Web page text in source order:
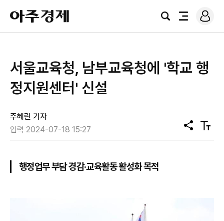
아
주
경
검
전
로
그
서울교육청, 남부교육청에 '학교 행
정지원센터' 신설
주혜린 기자
입력 2024-07-18 15:27
공
유
텍
스
행정업무 부담 경감·교육활동 활성화 목적